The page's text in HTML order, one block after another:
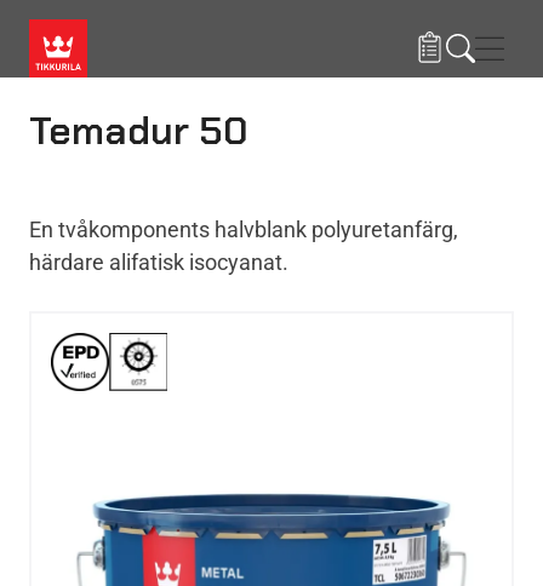
Temadur 50
En tvåkomponents halvblank polyuretanfärg,
härdare alifatisk isocyanat.